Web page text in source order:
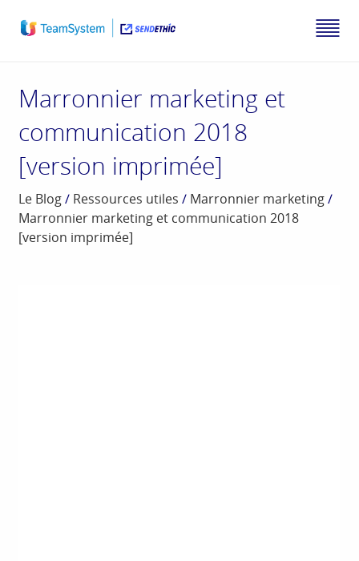
Marronnier marketing et
communication 2018
[version imprimée]
Le Blog/ Ressources utiles / Marronnier marketing/
Marronnier marketing et communication 2018
[version imprimée]